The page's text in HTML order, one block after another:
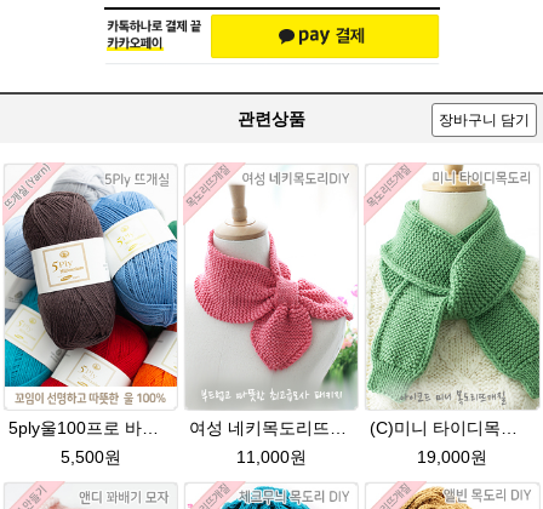
관련상품 장바구니 담기
5ply울100프로 바라클라바뜨개질 5플라이 고급뜨개실 90g (울 100%) 제일모직 생산 얇은굵기 순모사
5,500원
여성 네키목도리뜨기 그레이스메리노울 뜨개실 2볼 DIY
11,000원
(C)미니 타이디목도리★그레이스메리노울 미니목도리뜨기 아이코드 뜨개질
19,000원